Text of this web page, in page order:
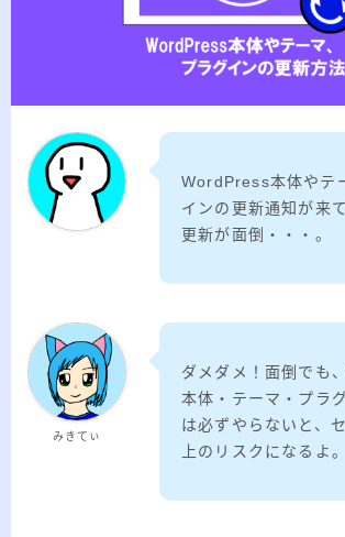
「見沼自然公園」で野鳥
月～
2026年の「川島町の白鳥
2026.01.02
カテゴリー
アーカイブ
WordPress本体やテ
インの更新通知が来
更新が面倒・・・。
みきてぃ
ダメダメ！面倒でも
本体・テーマ・プラ
は必ずやらないと、
上のリスクになるよ。